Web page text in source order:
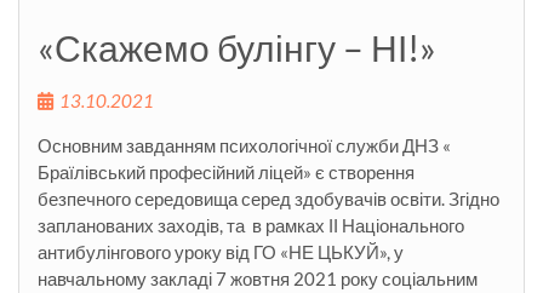
«Скажемо булінгу – НІ!»
13.10.2021
Основним завданням психологічної служби ДНЗ «
Браїлівський професійний ліцей» є створення
безпечного середовища серед здобувачів освіти. Згідно
запланованих заходів, та в рамках ІІ Національного
антибулінгового уроку від ГО «НЕ ЦЬКУЙ», у
навчальному закладі 7 жовтня 2021 року соціальним